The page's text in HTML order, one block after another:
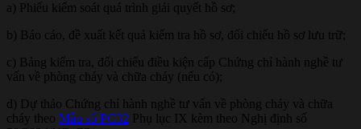
a) Phiếu kiểm soát quá trình giải quyết hồ sơ;
b) Báo cáo, đề xuất kết quả kiểm tra hồ sơ, đối chiếu hồ sơ lưu trữ;
c) Bảng kiểm tra, đối chiếu điều kiện cấp Chứng chỉ hành nghề tư
vấn về phòng cháy và chữa cháy (nếu có);
d) Dự thảo Chứng chỉ hành nghề tư vấn về phòng cháy và chữa
cháy theo Mẫu số PC32 Phụ lục IX kèm theo Nghị định số